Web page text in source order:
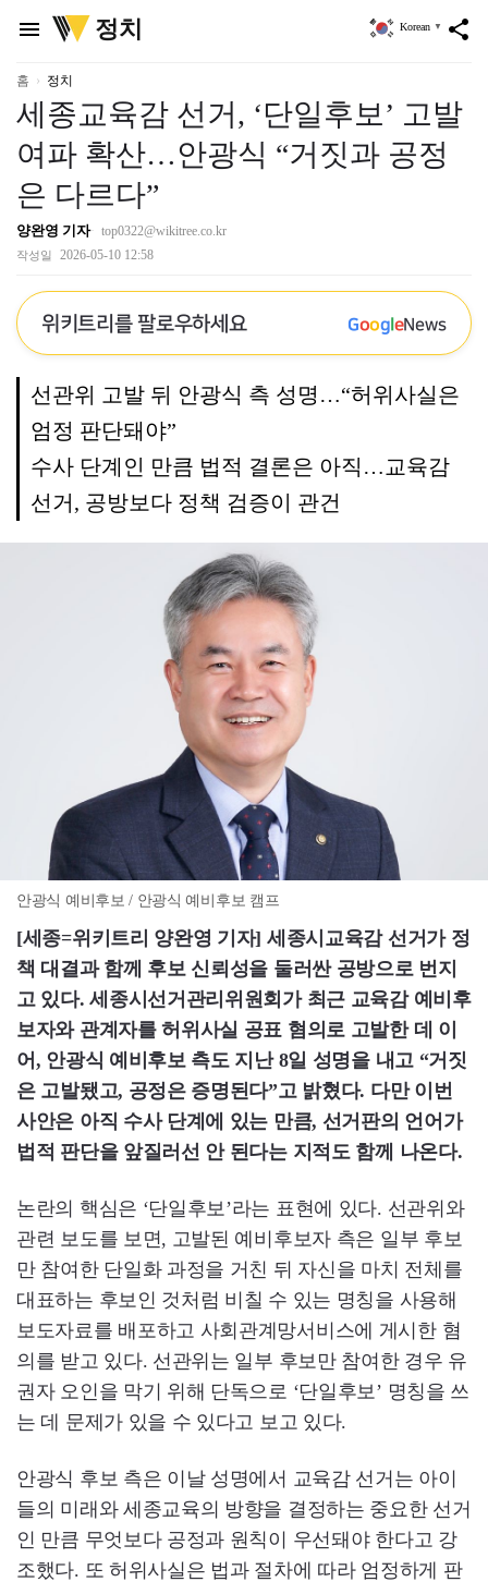
menu
위
키
정치 share
Korean ▼
홈 정치
세종교육감 선거, ‘단일후보’ 고발
여파 확산…안광식 “거짓과 공정
은 다르다”
양완영 기자 top0322@wikitree.co.kr
작성일 2026-05-10 12:58
위키트리를 팔로우하세요 GoogleNews
선관위 고발 뒤 안광식 측 성명…“허위사실은
엄정 판단돼야”
수사 단계인 만큼 법적 결론은 아직…교육감
선거, 공방보다 정책 검증이 관건
안광식 예비후보 / 안광식 예비후보 캠프
[세종=위키트리 양완영 기자] 세종시교육감 선거가 정
책 대결과 함께 후보 신뢰성을 둘러싼 공방으로 번지
고 있다. 세종시선거관리위원회가 최근 교육감 예비후
보자와 관계자를 허위사실 공표 혐의로 고발한 데 이
어, 안광식 예비후보 측도 지난 8일 성명을 내고 “거짓
은 고발됐고, 공정은 증명된다”고 밝혔다. 다만 이번
사안은 아직 수사 단계에 있는 만큼, 선거판의 언어가
법적 판단을 앞질러선 안 된다는 지적도 함께 나온다.
논란의 핵심은 ‘단일후보’라는 표현에 있다. 선관위와
관련 보도를 보면, 고발된 예비후보자 측은 일부 후보
만 참여한 단일화 과정을 거친 뒤 자신을 마치 전체를
대표하는 후보인 것처럼 비칠 수 있는 명칭을 사용해
보도자료를 배포하고 사회관계망서비스에 게시한 혐
의를 받고 있다. 선관위는 일부 후보만 참여한 경우 유
권자 오인을 막기 위해 단독으로 ‘단일후보’ 명칭을 쓰
는 데 문제가 있을 수 있다고 보고 있다.
안광식 후보 측은 이날 성명에서 교육감 선거는 아이
들의 미래와 세종교육의 방향을 결정하는 중요한 선거
인 만큼 무엇보다 공정과 원칙이 우선돼야 한다고 강
조했다. 또 허위사실은 법과 절차에 따라 엄정하게 판